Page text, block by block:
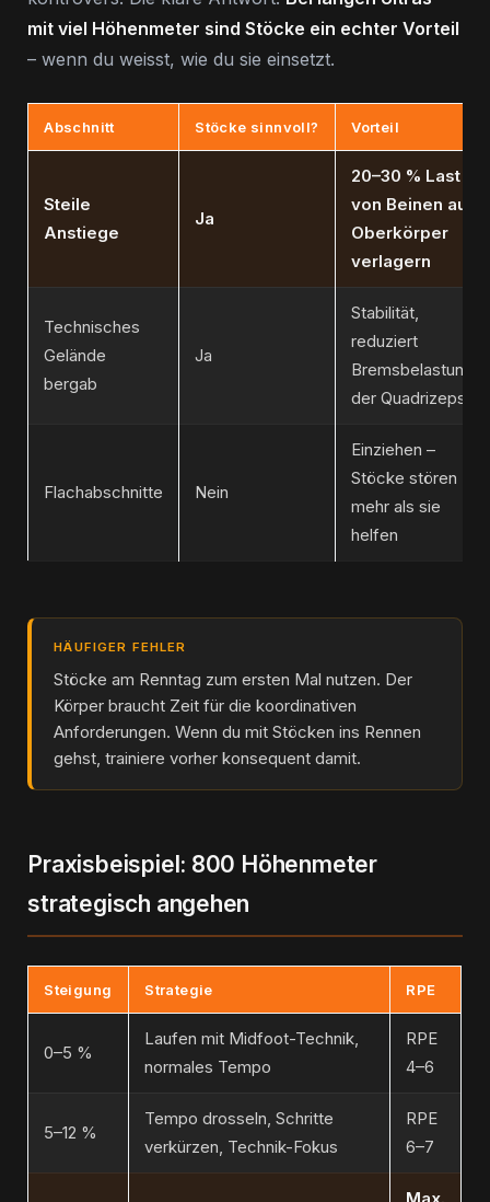
mit viel Höhenmeter sind Stöcke ein echter Vorteil
– wenn du weisst, wie du sie einsetzt.
Abschnitt Stöcke sinnvoll? Vorteil
Steile
Anstiege
Ja
20–30 % Last
von Beinen auf
Oberkörper
verlagern
Technisches
Gelände
bergab
Ja
Stabilität,
reduziert
Bremsbelastung
der Quadrizeps
Flachabschnitte Nein
Einziehen –
Stöcke stören
mehr als sie
helfen
HÄUFIGER FEHLER
Stöcke am Renntag zum ersten Mal nutzen. Der
Körper braucht Zeit für die koordinativen
Anforderungen. Wenn du mit Stöcken ins Rennen
gehst, trainiere vorher konsequent damit.
Praxisbeispiel: 800 Höhenmeter
strategisch angehen
Steigung Strategie RPE
0–5 %
Laufen mit Midfoot-Technik,
normales Tempo
RPE
4–6
5–12 %
Tempo drosseln, Schritte
verkürzen, Technik-Fokus
RPE
6–7